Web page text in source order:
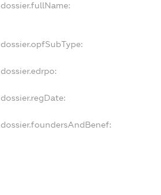
dossier.fullName:
dossier.opfSubType:
dossier.edrpo:
dossier.regDate:
dossier.foundersAndBenef: